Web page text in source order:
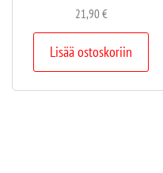
21,90€
Lisää ostoskoriin